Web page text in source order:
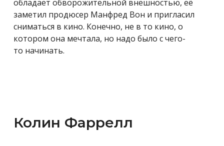
обладает обворожительной внешностью, её
заметил продюсер Манфред Вон и пригласил
сниматься в кино. Конечно, не в то кино, о
котором она мечтала, но надо было с чего-
то начинать.
Колин Фаррелл